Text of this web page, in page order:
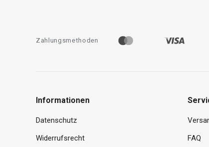
Zahlungsmethoden
Informationen
Datenschutz
Widerrufsrecht
FAQ